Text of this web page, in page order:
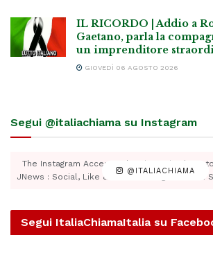
IL RICORDO | Addio a
Gaetano, parla la
un imprenditore
GIOVEDÌ 06 AGOSTO 2026
Segui @italiachiama su Instagram
@ITALIACHIAMA
The Instagram Access Token is expired, Go
JNews : Social, Like & View > Instagram Feed
Segui ItaliaChiamaItalia su